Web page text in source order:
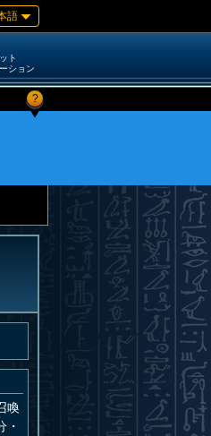
語
ト
ション
?
喚
・